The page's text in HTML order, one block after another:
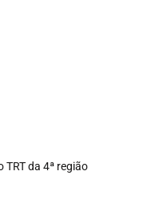
da 4ª região